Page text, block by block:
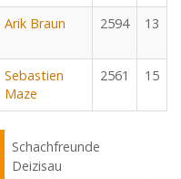
Arik Braun 2594 13
Sebastien
Maze
2561 15
Schachfreunde
Deizisau